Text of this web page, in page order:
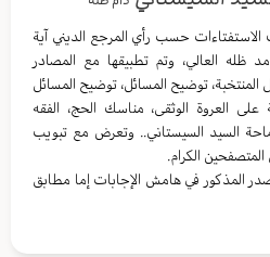
الاستفتاءات حسب رأي المرجع الديني آية
ظله العالي، وتم تطبيقها مع المصادر
المنتخبة، توضيح المسائل، توضيح المسائل
على العروة الوثقى، مناسك الحج، الفقه
السيد السيستاني.. وتعرض مع تبويب
الكرام.
المذكور في هامش الإجابات إما مطابق